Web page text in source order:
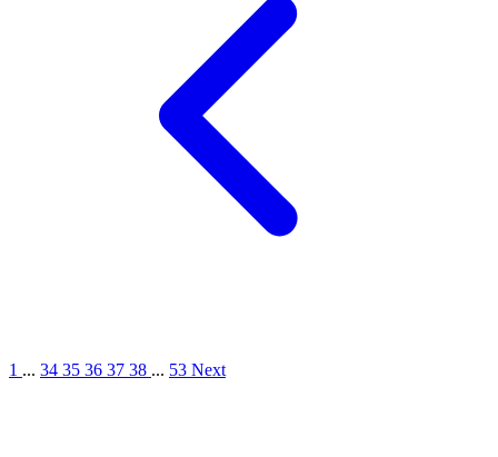
1 ... 34 35 36 37 38 ... 53 Next